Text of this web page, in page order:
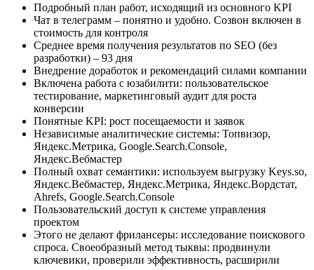
Подробный план работ, исходящий из основного KPI
Чат в телеграмм – понятно и удобно. Созвон включен в
стоимость для контроля
Среднее время получения результатов по SEO (без
разработки) – 93 дня
Внедрение доработок и рекомендаций силами компании
Включена работа с юзабилити: пользовательское
тестирование, маркетинговый аудит для роста
конверсии
Понятные KPI: рост посещаемости и заявок
Независимые аналитические системы: Топвизор,
Яндекс.Метрика, Google.Search.Console,
Яндекс.Вебмастер
Полный охват семантики: используем выгрузку Keys.so,
Яндекс.Вебмастер, Яндекс.Метрика, Яндекс.Вордстат,
Ahrefs, Google.Search.Console
Пользовательский доступ к системе управления
проектом
Этого не делают фрилансеры: исследование поискового
спроса. Своеобразный метод тыквы: продвинули
ключевики, проверили эффективность, расширили